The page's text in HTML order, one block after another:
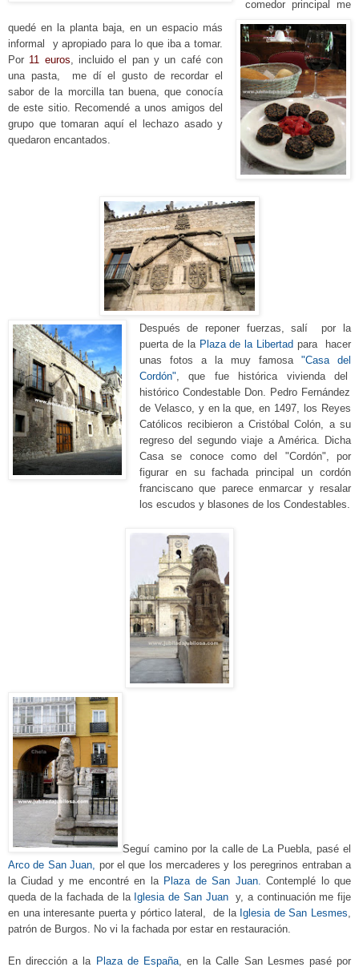
comedor principal me
quedé en la planta baja, en un espacio más
informal y apropiado para lo que iba a tomar.
Por 11 euros, incluido el pan y un café con
una pasta, me dí el gusto de recordar el
sabor de la morcilla tan buena, que conocía
de este sitio. Recomendé a unos amigos del
grupo que tomaran aquí el lechazo asado y
quedaron encantados.
Después de reponer fuerzas, salí por la
puerta de la Plaza de la Libertad para
hacer
unas fotos a la muy famosa "Casa del
Cordón" , que fue histórica vivienda del
histórico Condestable Don. Pedro Fernández
de Velasco, y en la que, en 1497, los Reyes
Católicos recibieron a Cristóbal Colón, a su
regreso del segundo viaje a América.
Dicha
Casa se conoce como del "Cordón", por
figurar en su fachada principal un cordón
franciscano que parece enmarcar y resalar
los escudos y blasones de los Condestables.
Seguí caminopor la calle de La Puebla, paséel
Arco de San Juan, por el que los mercaderes y los peregrinos entraban a
la Ciudad y me encontré en la Plaza de San Juan.
Contemplé lo que
queda de la fachada de la Iglesia de San Juany, a continuación me fije
en una interesante puerta y pórtico lateral, de laIglesia deSan Lesmes
patrón de Burgos.
No vi la fachada por estar en restauración.
En dirección a la Plaza de España,en la Calle San Lesmes pasépor